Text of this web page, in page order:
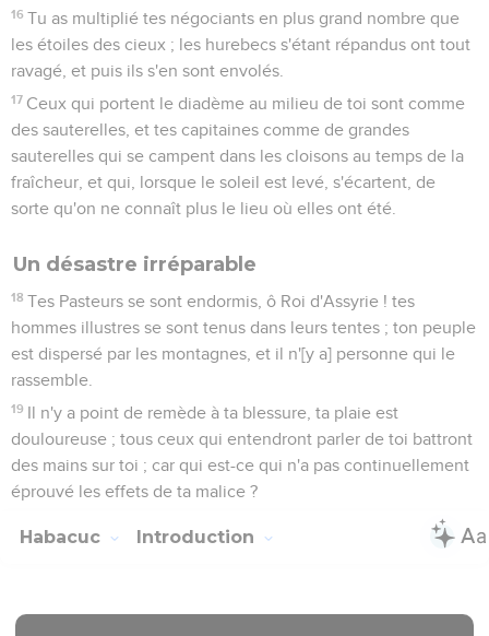
16 Tu as multiplié tes négociants en plus grand nombre que
les étoiles des cieux ; les hurebecs s'étant répandus ont tout
ravagé, et puis ils s'en sont envolés.
17 Ceux qui portent le diadème au milieu de toi sont comme
des sauterelles, et tes capitaines comme de grandes
sauterelles qui se campent dans les cloisons au temps de la
fraîcheur, et qui, lorsque le soleil est levé, s'écartent, de
sorte qu'on ne connaît plus le lieu où elles ont été.
Un désastre irréparable
18 Tes Pasteurs se sont endormis, ô Roi d'Assyrie ! tes
hommes illustres se sont tenus dans leurs tentes ; ton peuple
est dispersé par les montagnes, et il n'[y a] personne qui le
rassemble.
19 Il n'y a point de remède à ta blessure, ta plaie est
douloureuse ; tous ceux qui entendront parler de toi battront
des mains sur toi ; car qui est-ce qui n'a pas continuellement
éprouvé les effets de ta malice ?
Habacuc Introduction